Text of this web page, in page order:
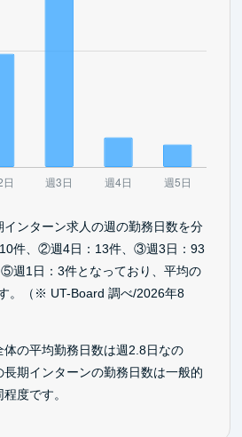
ンターン求人の週の勤務日数を分
件、②週4日：13件、③週3日：93
週1日：3件となっており、平均の
。（※ UT-Board 調べ/2026年8
の平均勤務日数は週2.8日なの
期インターンの勤務日数は一般的
度です。